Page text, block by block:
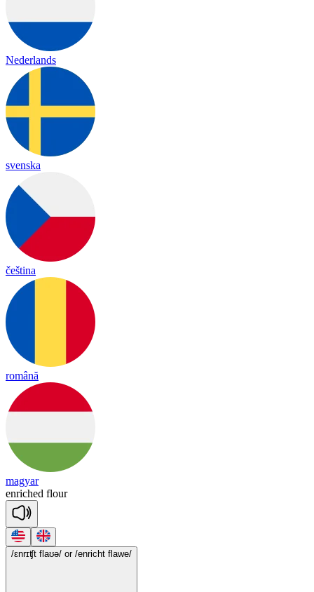
Nederlands
svenska
čeština
română
magyar
enriched flour
/ɛnrɪʧt flaʊə/ or /enricht flawe/